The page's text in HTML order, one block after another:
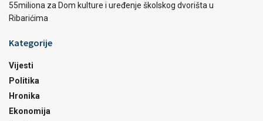
55miliona za Dom kulture i uređenje školskog dvorišta u
Ribarićima
Kategorije
Vijesti
Politika
Hronika
Ekonomija